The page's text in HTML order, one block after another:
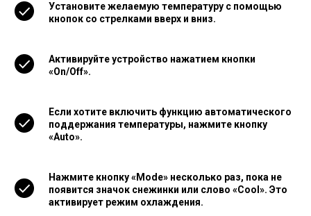
Установите желаемую температуру с помощью
кнопок со стрелками вверх и вниз.
Активируйте устройство нажатием кнопки
«On/Off».
Если хотите включить функцию автоматического
поддержания температуры, нажмите кнопку
«Auto».
Нажмите кнопку «Mode» несколько раз, пока не
появится значок снежинки или слово «Cool». Это
активирует режим охлаждения.